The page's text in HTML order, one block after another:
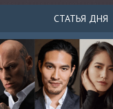
СТАТЬЯ ДНЯ